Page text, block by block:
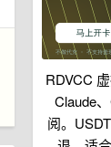
RDVCC
Claude
阅。